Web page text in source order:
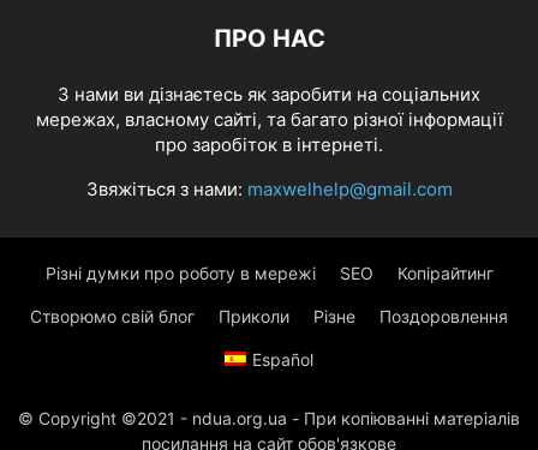
ПРО НАС
З нами ви дізнаєтесь як заробити на соціальних
мережах, власному сайті, та багато різної інформації
про заробіток в інтернеті.
Звяжіться з нами: maxwelhelp@gmail.com
Різні думки про роботу в мережі SEO Копірайтинг
Створюмо свій блог Приколи Різне Поздоровлення
Español
© Copyright ©2021 - ndua.org.ua - При копіюванні матеріалів
посилання на сайт обов'язкове